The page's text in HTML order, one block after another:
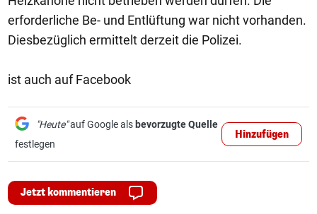
erforderliche Be- und Entlüftung war nicht vorhanden.
Diesbezüglich ermittelt derzeit die Polizei.
ist auch auf Facebook
"Heute"auf Google als bevorzugte Quelle
festlegen
Hinzufügen
Jetzt kommentieren